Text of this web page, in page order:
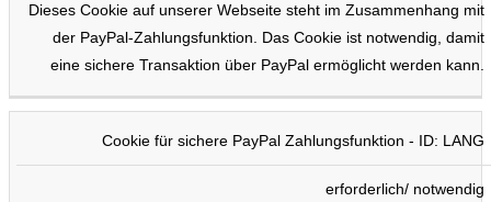
Dieses Cookie auf unserer Webseite steht im Zusammenhang mit
der PayPal-Zahlungsfunktion. Das Cookie ist notwendig, damit
eine sichere Transaktion über PayPal ermöglicht werden kann.
Cookie für sichere PayPal Zahlungsfunktion - ID: LANG
erforderlich/ notwendig